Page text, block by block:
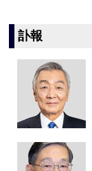
訃報